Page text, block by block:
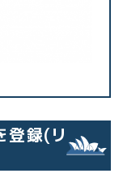
登録(リ